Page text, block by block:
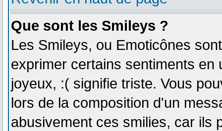
Que sont les Smileys ?
Les Smileys, ou Emoticônes
exprimer certains sentiments en
joyeux, :( signifie triste. Vous
lors de la composition d'un
abusivement ces smilies, car ils